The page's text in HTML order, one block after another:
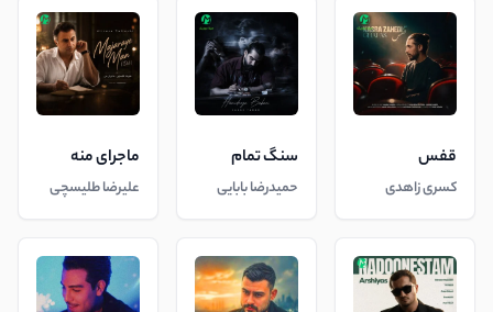
قفس
کسری زاهدی
سنگ تمام
حمیدرضا بابایی
ماجرای منه
علیرضا طلیسچی